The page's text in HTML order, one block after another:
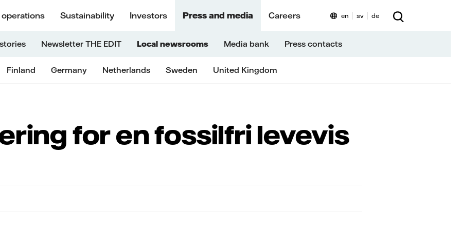
operations Sustainability Investors Press and media Careers
Newsletter THE EDIT Local newsrooms Media bank Press contacts
Finland Germany Netherlands Sweden United Kingdom
en sv de
for en fossilfri levevis